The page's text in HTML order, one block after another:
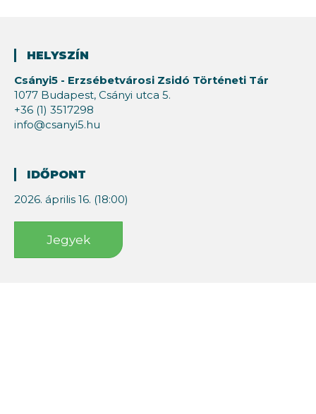
HELYSZÍN
Csányi5 - Erzsébetvárosi Zsidó Történeti Tár
1077 Budapest, Csányi utca 5.
+36 (1) 3517298
info@csanyi5.hu
IDŐPONT
2026. április 16. (18:00)
Jegyek